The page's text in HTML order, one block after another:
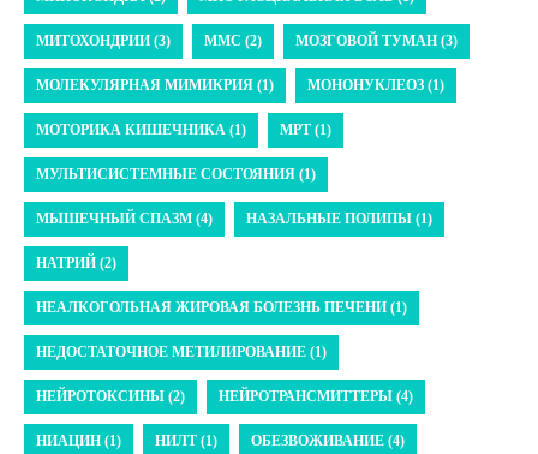
МИТОХОНДРИИ (3) ММС (2) МОЗГОВОЙ ТУМАН (3)
МОЛЕКУЛЯРНАЯ МИМИКРИЯ (1) МОНОНУКЛЕОЗ (1)
МОТОРИКА КИШЕЧНИКА (1) МРТ (1)
МУЛЬТИСИСТЕМНЫЕ СОСТОЯНИЯ (1)
МЫШЕЧНЫЙ СПАЗМ (4) НАЗАЛЬНЫЕ ПОЛИПЫ (1)
НАТРИЙ (2)
НЕАЛКОГОЛЬНАЯ ЖИРОВАЯ БОЛЕЗНЬ ПЕЧЕНИ (1)
НЕДОСТАТОЧНОЕ МЕТИЛИРОВАНИЕ (1)
НЕЙРОТОКСИНЫ (2) НЕЙРОТРАНСМИТТЕРЫ (4)
НИАЦИН (1) НИЛТ (1) ОБЕЗВОЖИВАНИЕ (4)